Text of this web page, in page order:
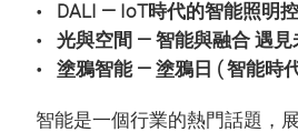
DALI — IoT時代的智能照明
光與空間 — 智能與融合 遇見
塗鴉智能 — 塗鴉日 ( 智能時
智能是一個行業的熱門話題，